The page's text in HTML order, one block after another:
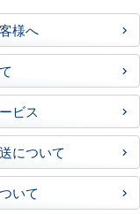
様へ
ビス
について
いて